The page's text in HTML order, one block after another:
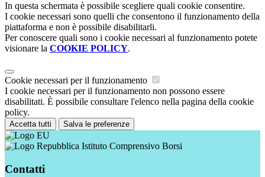
In questa schermata è possibile scegliere quali cookie consentire.
I cookie necessari sono quelli che consentono il funzionamento della
piattaforma e non è possibile disabilitarli.
Per conoscere quali sono i cookie necessari al funzionamento potete
visionare la COOKIE POLICY.
Cookie necessari per il funzionamento
I cookie necessari per il funzionamento non possono essere
disabilitati. È possibile consultare l'elenco nella pagina della cookie
policy.
Accetta tutti Salva le preferenze
Istituto Comprensivo Borsi
Contatti